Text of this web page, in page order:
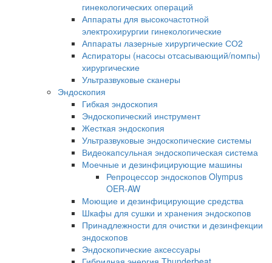
гинекологических операций
Аппараты для высокочастотной
электрохирургии гинекологические
Аппараты лазерные хирургические СО2
Аспираторы (насосы отсасывающий/помпы)
хирургические
Ультразвуковые сканеры
Эндоскопия
Гибкая эндоскопия
Эндоскопический инструмент
Жесткая эндоскопия
Ультразвуковые эндоскопические системы
Видеокапсульная эндоскопическая система
Моечные и дезинфицирующие машины
Репроцессор эндоскопов Olympus
OER-AW
Моющие и дезинфицирующие средства
Шкафы для сушки и хранения эндоскопов
Принадлежности для очистки и дезинфекции
эндоскопов
Эндоскопические аксессуары